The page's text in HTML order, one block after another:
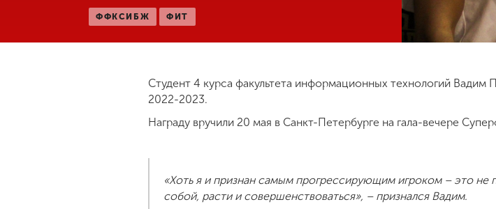
Сведения об
образовательной
ФФКСИБЖ ФИТ
Студент 4 курса факультета информационных технологий
2022-2023.
Награду вручили 20 мая в Санкт-Петербурге на гала-вечере
«Хоть я и признан самым прогрессирующим игроком – это не
собой, расти и совершенствоваться», – признался Вадим.